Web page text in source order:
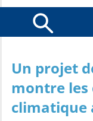
Un projet
montre
climatique